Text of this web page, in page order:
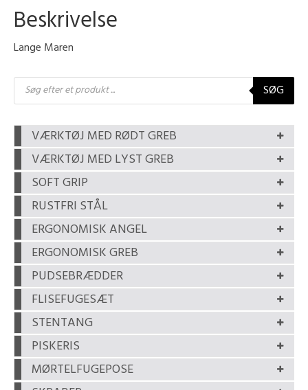
Beskrivelse
Lange Maren
Products
search SØG
VÆRKTØJ MED RØDT GREB
VÆRKTØJ MED LYST GREB
SOFT GRIP
RUSTFRI STÅL
ERGONOMISK ANGEL
ERGONOMISK GREB
PUDSEBRÆDDER
FLISEFUGESÆT
STENTANG
PISKERIS
MØRTELFUGEPOSE